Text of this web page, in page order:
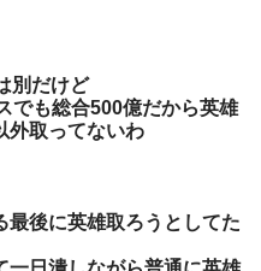
別だけど
でも総合500億だから英雄
外取ってないわ
最後に英雄取ろうとしてた